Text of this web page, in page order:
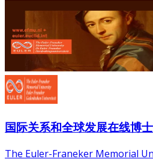
国际关系和全球发展在线博
The Euler-Franeker Memorial